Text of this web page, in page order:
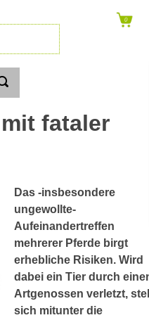
fataler
Das -insbesondere
ungewollte-
Aufeinandertreffen
mehrerer Pferde birgt
erhebliche Risiken. Wird
dabei ein Tier durch
Artgenossen verletzt,
sich mitunter die